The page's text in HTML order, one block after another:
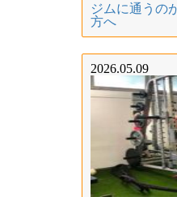
ジムに通うの
方へ
2026.05.09